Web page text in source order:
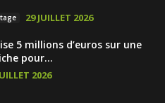
29 JUILLET 2026
5 millions d’euros sur une
pour...
2026